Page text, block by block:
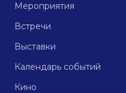
Мероприятия
Встречи
Выставки
Календарь событий
Кино